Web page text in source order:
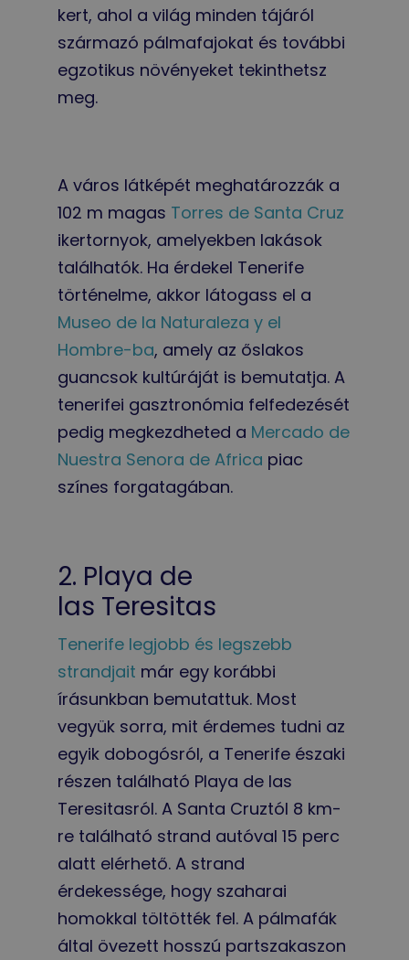
kert, ahol a világ minden tájáról
származó pálmafajokat és további
egzotikus növényeket tekinthetsz
meg.
A város látképét meghatározzák a
102 m magas Torres de Santa Cruz
ikertornyok, amelyekben lakások
találhatók. Ha érdekel Tenerife
történelme, akkor látogass el a
Museo de la Naturaleza y el
Hombre-ba, amely az őslakos
guancsok kultúráját is bemutatja. A
tenerifei gasztronómia felfedezését
pedig megkezdheted a Mercado de
Nuestra Senora de Africa piac
színes forgatagában.
2. Playa de
las Teresitas
Tenerife legjobb és legszebb
strandjait már egy korábbi
írásunkban bemutattuk. Most
vegyük sorra, mit érdemes tudni az
egyik dobogósról, a Tenerife északi
részen található Playa de las
Teresitasról. A Santa Cruztól 8 km-
re található strand autóval 15 perc
alatt elérhető. A strand
érdekessége, hogy szaharai
homokkal töltötték fel. A pálmafák
által övezett hosszú partszakaszon